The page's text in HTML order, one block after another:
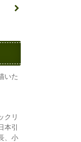
いた
クリ
本引
、小